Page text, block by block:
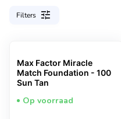
Filters tune
Max Factor Miracle
Match Foundation - 100
Sun Tan
Op voorraad